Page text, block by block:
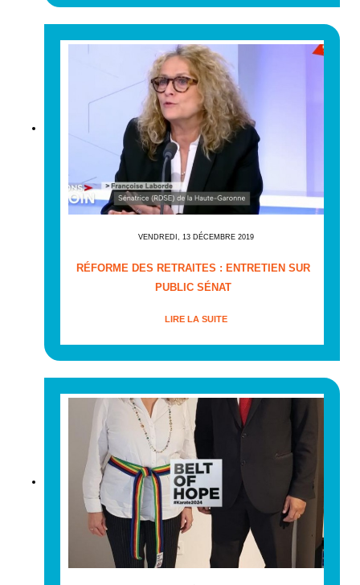
VENDREDI, 13 DÉCEMBRE 2019
RÉFORME DES RETRAITES : ENTRETIEN SUR
PUBLIC SÉNAT
LIRE LA SUITE